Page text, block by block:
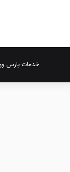
خدمات پارس